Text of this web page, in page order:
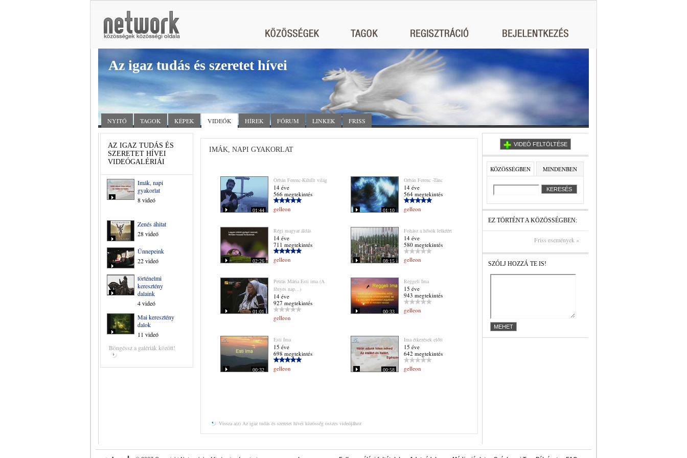
Az igaz tudás és szeretet hívei
NYITÓ TAGOK KÉPEK VIDEÓK HÍREK FÓRUM LINKEK FRISS
AZ IGAZ TUDÁS ÉS
SZERETET HÍVEI
VIDEÓGALÉRIÁI
Imák, napi
gyakorlat
8 videó
Zenés áhitat
28 videó
Ünnepeink
22 videó
történelmi
keresztény
dalaink
4 videó
Mai keresztény
dalok
11 videó
Böngéssz a galériák között!
IMÁK, NAPI GYAKORLAT
01:44
Orbán Ferenc-Kihűlt világ
14 éve
566 megtekintés
gelleon
01:10
Orbán Ferenc -Tánc
14 éve
564 megtekintés
gelleon
02:26
Régi magyar áldás
14 éve
711 megtekintés
gelleon
08:15
Fohász a hősök lelkéért
14 éve
580 megtekintés
gelleon
01:01
Petrás Mária Esti ima (A
fényes nap...)
14 éve
927 megtekintés
gelleon
00:33
Reggeli Ima
15 éve
943 megtekintés
gelleon
00:32
Esti Ima
15 éve
698 megtekintés
gelleon
00:58
Ima étkezések előtt
15 éve
642 megtekintés
gelleon
Vissza a(z) Az igaz tudás és szeretet hívei közösség összes videójához
VIDEÓ FELTÖLTÉSE
KÖZÖSSÉGBEN MINDENBEN
EZ TÖRTÉNT A KÖZÖSSÉGBEN:
Friss események »
SZÓLJ HOZZÁ TE IS!